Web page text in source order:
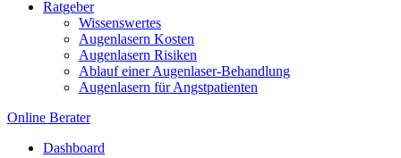
Ratgeber
Wissenswertes
Augenlasern Kosten
Augenlasern Risiken
Ablauf einer Augenlaser-Behandlung
Augenlasern für Angstpatienten
Online Berater
Dashboard